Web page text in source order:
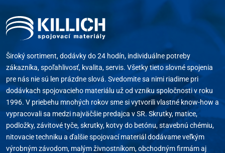
Široký sortiment, dodávky do 24 hodín, individuálne potreby
zákazníka, spoľahlivosť, kvalita, servis. Všetky tieto slovné spojenia
pre nás nie sú len prázdne slová. Svedomite sa nimi riadime pri
dodávkach spojovacieho materiálu už od vzniku spoločnosti v roku
1996. V priebehu mnohých rokov sme si vytvorili vlastné know-how a
vypracovali sa medzi najväčšie predajca v SR. Skrutky, matice,
podložky, závitové tyče, skrutky, kotvy do betónu, stavebnú chémiu,
nitovacie techniku a ďalšie spojovací materiál dodávame veľkým
výrobným závodom, malým živnostníkom, obchodným firmám aj